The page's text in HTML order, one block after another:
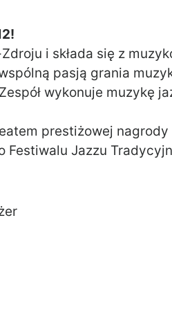
i składa się z
pasją grania
wykonuje muzykę
prestiżowej nagrody
Jazzu